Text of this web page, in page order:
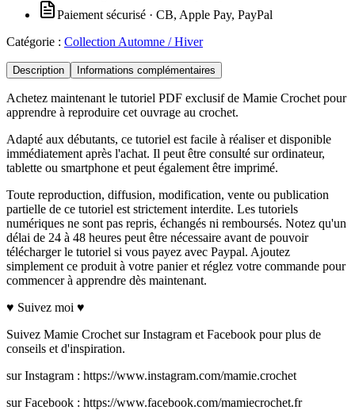
Paiement sécurisé · CB, Apple Pay, PayPal
Catégorie : Collection Automne / Hiver
Description Informations complémentaires
Achetez maintenant le tutoriel PDF exclusif de Mamie Crochet pour
apprendre à reproduire cet ouvrage au crochet.
Adapté aux débutants, ce tutoriel est facile à réaliser et disponible
immédiatement après l'achat. Il peut être consulté sur ordinateur,
tablette ou smartphone et peut également être imprimé.
Toute reproduction, diffusion, modification, vente ou publication
partielle de ce tutoriel est strictement interdite. Les tutoriels
numériques ne sont pas repris, échangés ni remboursés. Notez qu'un
délai de 24 à 48 heures peut être nécessaire avant de pouvoir
télécharger le tutoriel si vous payez avec Paypal. Ajoutez
simplement ce produit à votre panier et réglez votre commande pour
commencer à apprendre dès maintenant.
♥ Suivez moi ♥
Suivez Mamie Crochet sur Instagram et Facebook pour plus de
conseils et d'inspiration.
sur Instagram : https://www.instagram.com/mamie.crochet
sur Facebook : https://www.facebook.com/mamiecrochet.fr